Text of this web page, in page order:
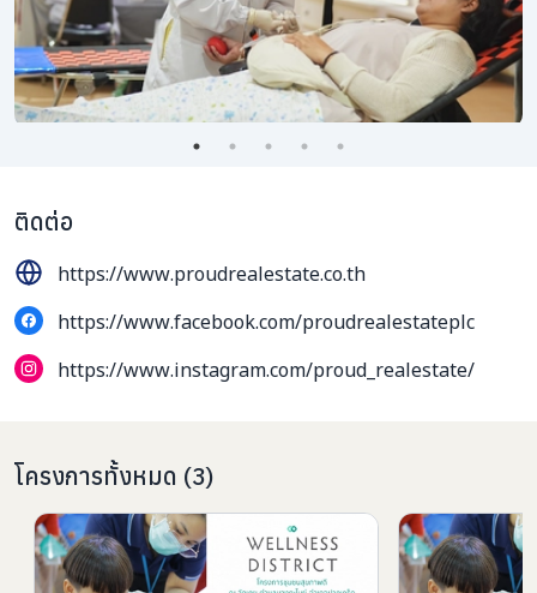
ติดต่อ
https://www.proudrealestate.co.th
https://www.facebook.com/proudrealestateplc
https://www.instagram.com/proud_realestate/
โครงการทั้งหมด (3)